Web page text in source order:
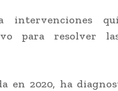
intervenciones
para resolver las
en 2020, ha